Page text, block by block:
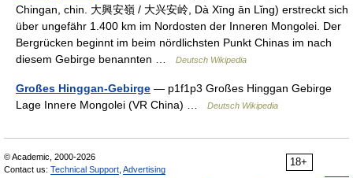
Chingan, chin. 大興安嶺 / 大兴安岭, Dà Xīng ān Lǐng) erstreckt sich
über ungefähr 1.400 km im Nordosten der Inneren Mongolei. Der
Bergrücken beginnt im beim nördlichsten Punkt Chinas im nach
diesem Gebirge benannten …
Deutsch Wikipedia
Großes Hinggan-Gebirge — p1f1p3 Großes Hinggan Gebirge
Lage Innere Mongolei (VR China) …
Deutsch Wikipedia
18+
© Academic, 2000-2026
Contact us: Technical Support Advertising